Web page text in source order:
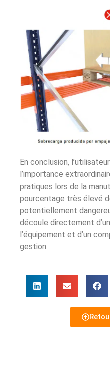
En conclusion,
l’importance
pratiques lors de la
pourcentage très élevé
potentiellement
découle directement
l’équipement et d’un
gestion.